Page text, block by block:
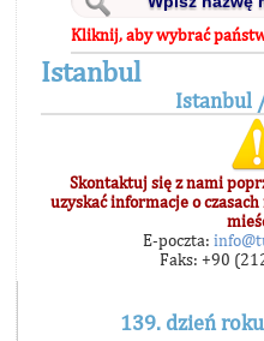
Kliknij, aby wybrać
Istanbul
Istanbul
Skontaktuj się z nami
uzyskać informacje o
E-poczta:
Faks: +90
139. dzień